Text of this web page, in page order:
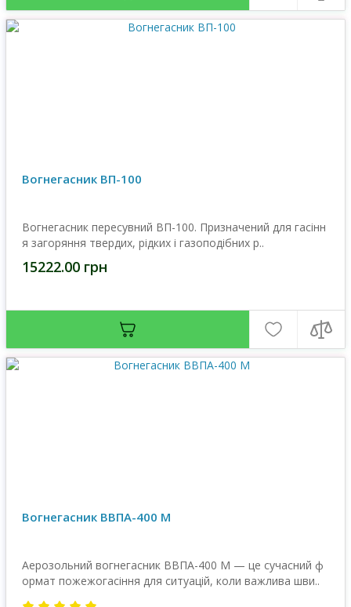
Вогнегасник ВП-100
Вогнегасник пересувний ВП-100. Призначений для гасінн
я загоряння твердих, рідких і газоподібних р..
15222.00 грн
Вогнегасник ВВПА-400 М
Аерозольний вогнегасник ВВПА-400 М — це сучасний ф
ормат пожежогасіння для ситуацій, коли важлива шви..